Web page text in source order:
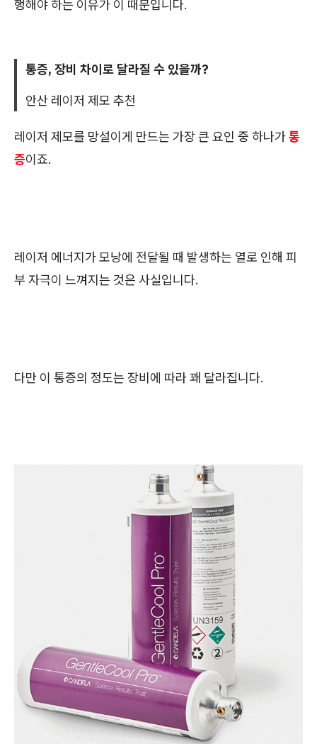
행해야 하는 이유가 이 때문입니다.
통증, 장비 차이로 달라질 수 있을까?
안산 레이저 제모 추천
레이저 제모를 망설이게 만드는 가장 큰 요인 중 하나가통
증이죠.
레이저 에너지가 모낭에 전달될 때 발생하는 열로 인해 피
부 자극이 느껴지는 것은 사실입니다.
다만 이 통증의 정도는 장비에 따라 꽤 달라집니다.